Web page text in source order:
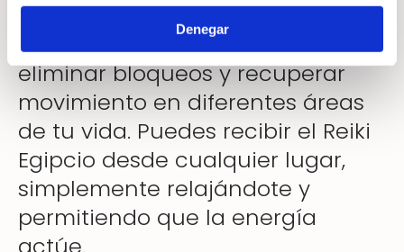
Denegar
Este envío de Reiki a distancia
está enfocado en ayudarte a
eliminar bloqueos y recuperar
movimiento en diferentes áreas
de tu vida. Puedes recibir el Reiki
Egipcio desde cualquier lugar,
simplemente relajándote y
permitiendo que la energía